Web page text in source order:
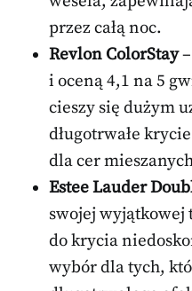
przez całą noc.
Revlon ColorStay–
i oceną 4,1 na 5
cieszy się dużym
długotrwałe
dla cer
Estee Lauder
swojej wyjątkowej
do krycia
wybór dla tych,